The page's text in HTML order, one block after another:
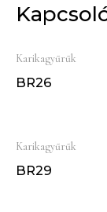
Karikagyűrűk
BR26
Karikagyűrűk
BR29